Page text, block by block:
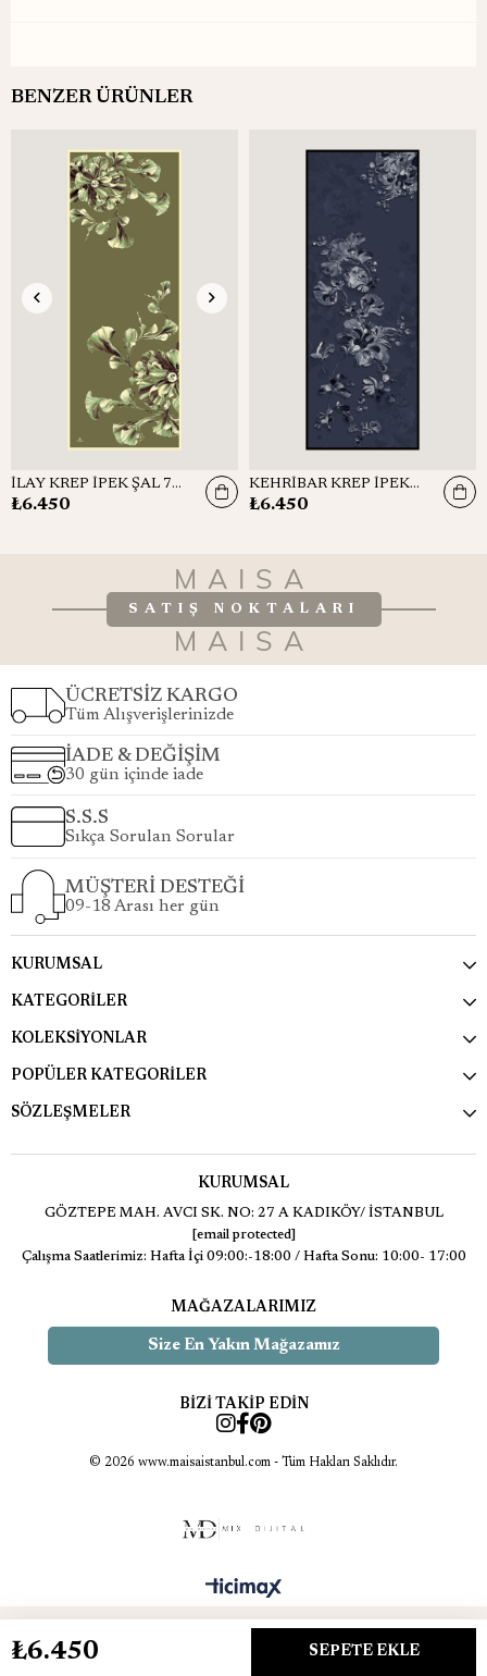
BENZER ÜRÜNLER
İLAY KREP İPEK ŞAL 70*190 CM - YEŞİL
₺6.450
KEHRİBAR KREP İPEK ŞAL 70*190 CM - PETROL MAVİSİ
₺6.450
MAISA
SATIŞ NOKTALARI
MAISA
ÜCRETSİZ KARGO
Tüm Alışverişlerinizde
İADE & DEĞİŞİM
30 gün içinde iade
S.S.S
Sıkça Sorulan Sorular
MÜŞTERİ DESTEĞİ
09-18 Arası her gün
KURUMSAL
KATEGORİLER
KOLEKSİYONLAR
POPÜLER KATEGORİLER
SÖZLEŞMELER
KURUMSAL
GÖZTEPE MAH. AVCI SK. NO: 27 A KADIKÖY/ İSTANBUL
[email protected]
Çalışma Saatlerimiz: Hafta İçi 09:00:-18:00 / Hafta Sonu: 10:00- 17:00
MAĞAZALARIMIZ
Size En Yakın Mağazamız
BİZİ TAKİP EDİN
© 2026 www.maisaistanbul.com - Tüm Hakları Saklıdır.
₺6.450